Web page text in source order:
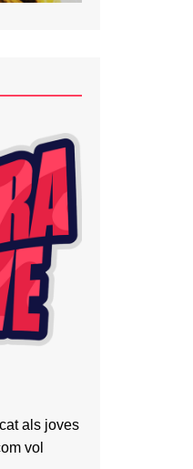
als joves
vol